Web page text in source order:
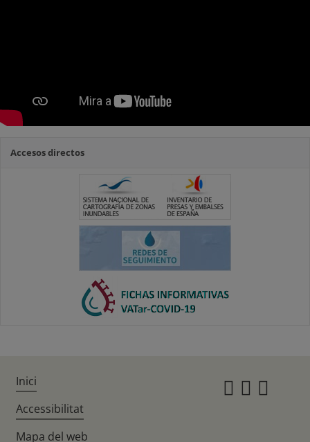
Accesos directos
Inici
Accessibilitat
Mapa del web